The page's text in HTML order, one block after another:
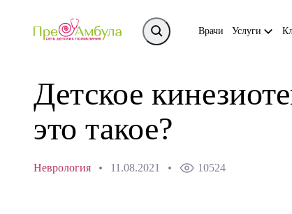
Врачи Услуги
Детское
это такое?
Неврология 11.08.2021 10524